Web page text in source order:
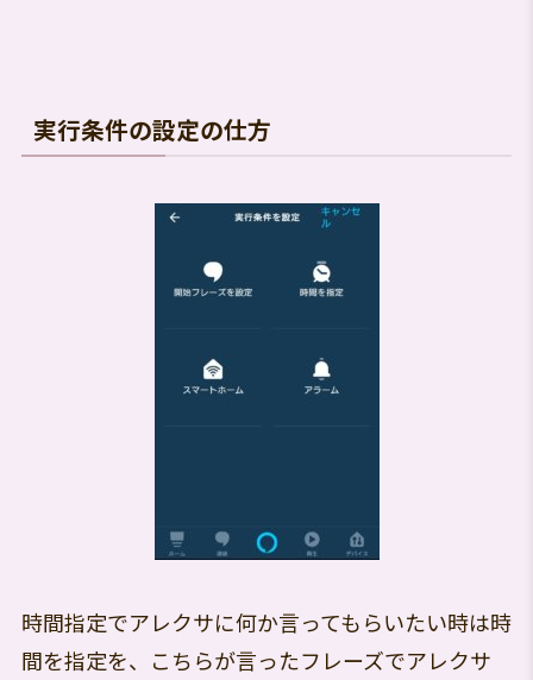
実行条件の設定の仕方
時間指定でアレクサに何か言ってもらいたい時は時
間を指定を、こちらが言ったフレーズでアレクサ